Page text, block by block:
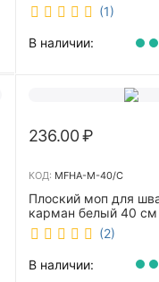
(1)
В наличии:
236.00₽
КОД: MFHA-M-40/C
Плоский моп для
карман белый 40 см
M-40/C
(2)
В наличии: